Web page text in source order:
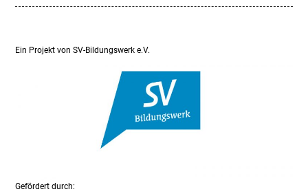
Ein Projekt von SV-Bildungswerk e.V.
Gefördert durch: